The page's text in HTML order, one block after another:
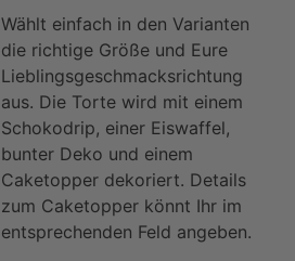
Wählt einfach in den Varianten
die richtige Größe und Eure
Lieblingsgeschmacksrichtung
aus. Die Torte wird mit einem
Schokodrip, einer Eiswaffel,
bunter Deko und einem
Caketopper dekoriert. Details
zum Caketopper könnt Ihr im
entsprechenden Feld angeben.